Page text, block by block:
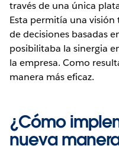
través de una única
Esta permitía una
de decisiones basadas
posibilitaba la sinergia
la empresa. Como
manera más eficaz.
¿Cómo
nueva